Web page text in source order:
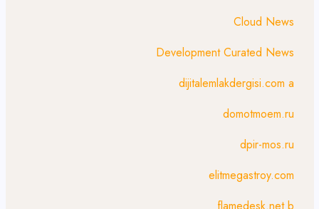
Cloud News
Development Curated News
dijitalemlakdergisi.com a
domotmoem.ru
dpir-mos.ru
elitmegastroy.com